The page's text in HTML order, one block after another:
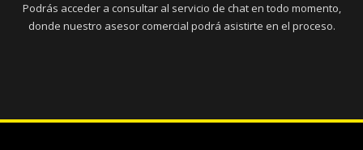
Podrás acceder a consultar al servicio de chat en todo momento,
donde nuestro asesor comercial podrá asistirte en el proceso.